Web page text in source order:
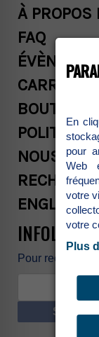
À PROPOS
FAQ
CARRIÈRES
BOUTIQUE
NOUS
ENGLISH
Pour recevoir
En
pour
Web
votre
votre
Plus